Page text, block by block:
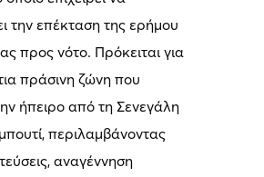
την επέκταση της ερήμου
προς νότο. Πρόκειται για
πράσινη ζώνη που
ήπειρο από τη Σενεγάλη
περιλαμβάνοντας
αναγέννηση